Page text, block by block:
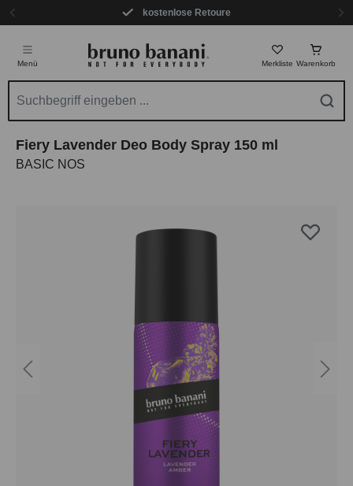
Zum Hauptinhalt springenkostenlose Retoure
Menü Merkliste Warenkorb
Fiery Lavender Deo Body Spray 150 ml
BASIC NOS